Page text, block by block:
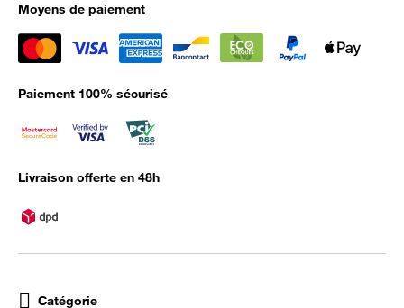
Moyens de paiement
Paiement 100% sécurisé
Livraison offerte en 48h
Catégorie